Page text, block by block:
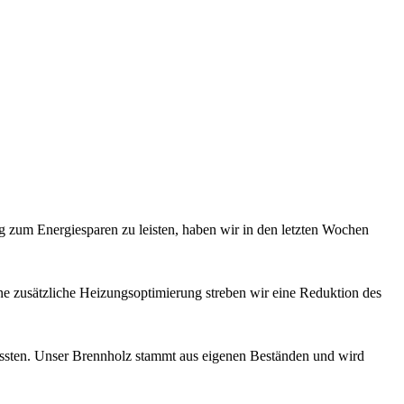
Energiesparen zu leisten, haben wir in den letzten Wochen
zusätzliche Heizungsoptimierung streben wir eine Reduktion des
Unser Brennholz stammt aus eigenen Beständen und wird